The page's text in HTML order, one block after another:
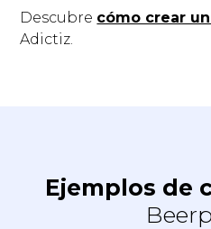
Descubre cómo crear
Adictiz.
Ejemplos de